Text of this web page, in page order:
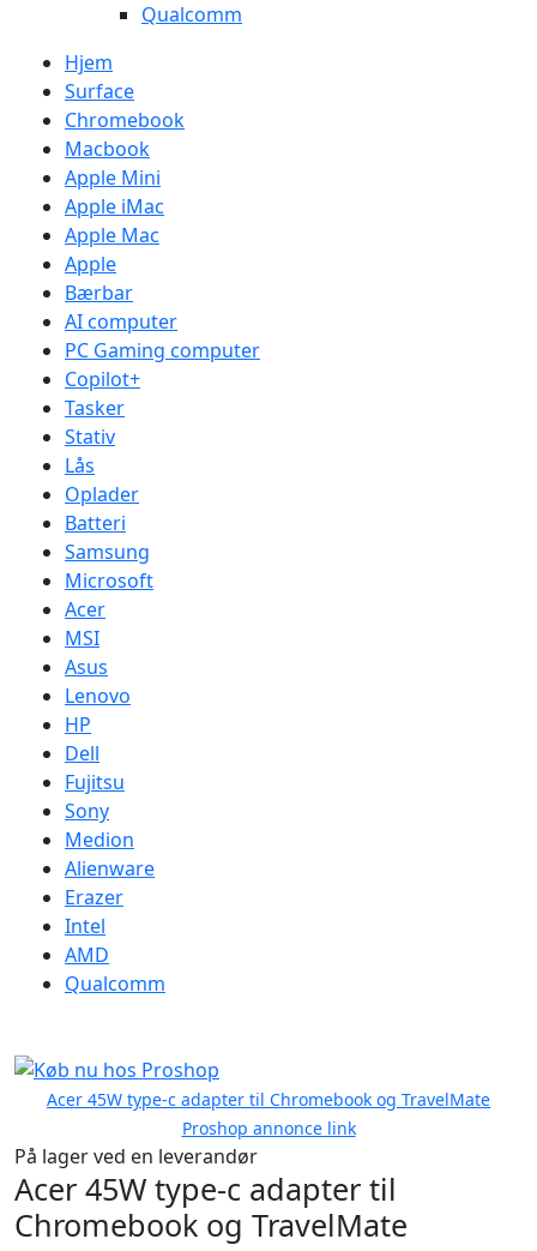
Qualcomm
Hjem
Surface
Chromebook
Macbook
Apple Mini
Apple iMac
Apple Mac
Apple
Bærbar
AI computer
PC Gaming computer
Copilot+
Tasker
Stativ
Lås
Oplader
Batteri
Samsung
Microsoft
Acer
MSI
Asus
Lenovo
HP
Dell
Fujitsu
Sony
Medion
Alienware
Erazer
Intel
AMD
Qualcomm
Acer 45W type-c adapter til Chromebook og TravelMate
Proshop annonce link
På lager ved en leverandør
Acer 45W type-c adapter til
Chromebook og TravelMate